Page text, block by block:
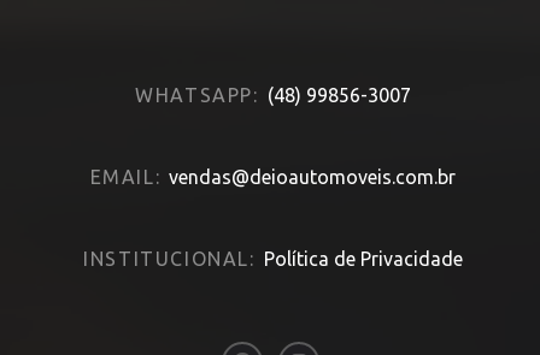
WHATSAPP: (48) 99856-3007
EMAIL: vendas@deioautomoveis.com.br
INSTITUCIONAL: Política de Privacidade